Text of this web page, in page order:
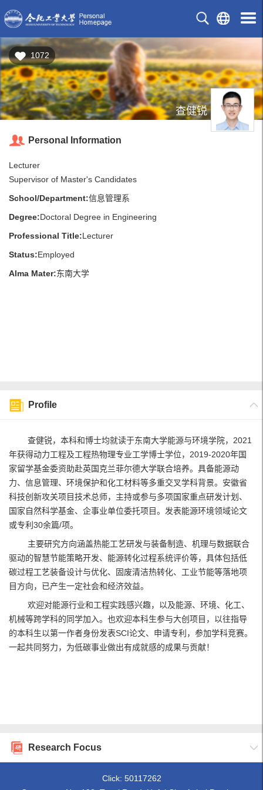
1072
查健锐
Personal Information
Lecturer
Supervisor of Master's Candidates
School/Department:信息管理系
Degree:Doctoral Degree in Engineering
Professional Title:Lecturer
Status:Employed
Alma Mater:东南大学
Profile
查健锐，本科和博士均就读于东南大学能源与环境学院，2021
年获得动力工程及工程热物理专业工学博士学位，2019-2020年国
家留学基金委资助赴英国克兰菲尔德大学联合培养。具备能源动
力、信息管理、环境保护和化工材料等多重交叉学科背景。安徽省
科技创新攻关项目技术总师，主持或参与多项国家重点研发计划、
国家自然科学基金、企事业单位委托项目。发表能源环境领域论文
或专利30余篇/项。
主要研究方向涵盖热能工艺研发与装备制造、机理与数据联合
驱动的智慧节能策略开发、能源转化过程系统评价等，具体包括低
碳过程工艺装备设计与优化、固废清洁热转化、工业节能等落地项
目方向，已产生一定社会和经济效益。
欢迎对能源行业和工程实践感兴趣，以及能源、环境、化工、
机械等跨学科的同学加入。也欢迎本科生参与大创项目，以往指导
的本科生以第一作者身份发表SCI论文、申请专利，参加学科竞赛。
一起共同努力，为低碳事业做出有成就感的成果与贡献！
Research Focus
Click: 50117262